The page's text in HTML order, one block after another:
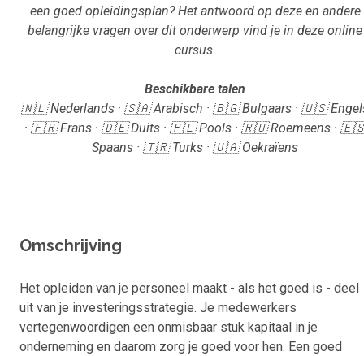
een goed opleidingsplan? Het antwoord op deze en andere
belangrijke vragen over dit onderwerp vind je in deze online
cursus.
Beschikbare talen
🇳🇱 Nederlands · 🇸🇦 Arabisch · 🇧🇬 Bulgaars · 🇺🇸
· 🇫🇷 Frans · 🇩🇪 Duits · 🇵🇱 Pools · 🇷🇴 Roemeens ·
Spaans · 🇹🇷 Turks · 🇺🇦 Oekraïens
Omschrijving
Het opleiden van je personeel maakt - als het goed is - deel
uit van je investeringsstrategie. Je medewerkers
vertegenwoordigen een onmisbaar stuk kapitaal in je
onderneming en daarom zorg je goed voor hen. Een goed